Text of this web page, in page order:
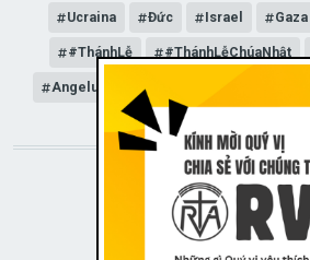
Ucraina Đức Israel Gaza
#ThánhLễ #ThánhLễChúaNhật
Angelus Đức Giáo hoàng Lêô XIV
STAY CONNECTED WITH